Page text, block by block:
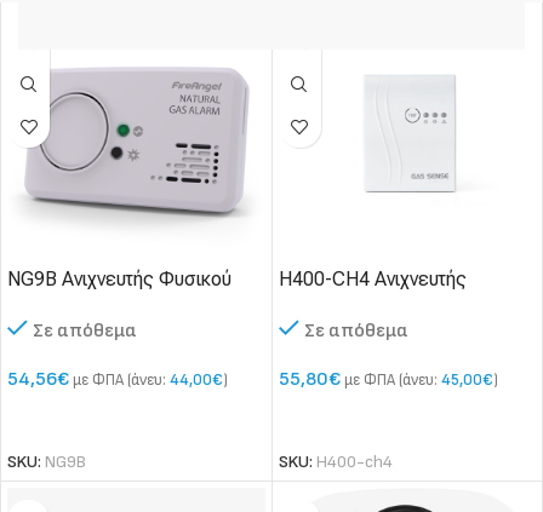
NG9B Ανιχνευτής Φυσικού
Σε απόθεμα
54,56€ με ΦΠΑ (άνευ: 44,00€)
SKU: NG9B
H400-CH4 Ανιχνευτής
(CH4) μόνιμης εγκατάστασης
Σε απόθεμα
55,80€ με ΦΠΑ (άνευ: 45,00€)
SKU: H400-ch4